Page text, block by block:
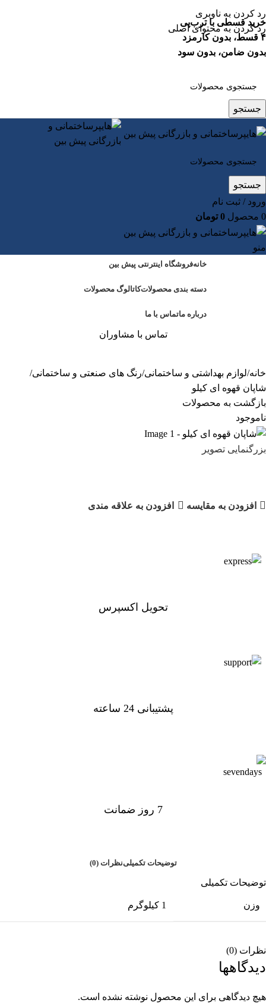
خرید قسطی با ترب‌پی
۴ قسط، بدون کارمزد
بدون ضامن، بدون سود
رد کردن به ناوبری
رد کردن به محتوای اصلی
جستجو
جستجو
ورود / ثبت نام
0 محصول 0 تومان
منو
خانهفروشگاه اینترنتی پیش بین
دسته بندی محصولاتکاتالوگ محصولات
درباره ماتماس با ما
تماس با مشاوران
خانه لوازم بهداشتی و ساختمانی رنگ های صنعتی و ساختمانی
شاپان قهوه ای کیلو
بازگشت به محصولات
ناموجود
بزرگنمایی تصویر
افزودن به مقایسه افزودن به علاقه مندی
تحویل اکسپرس
پشتیبانی 24 ساعته
7 روز ضمانت
توضیحات تکمیلینظرات (0)
توضیحات تکمیلی
وزن 1 کیلوگرم
نظرات (0)
دیدگاهها
هیچ دیدگاهی برای این محصول نوشته نشده است.